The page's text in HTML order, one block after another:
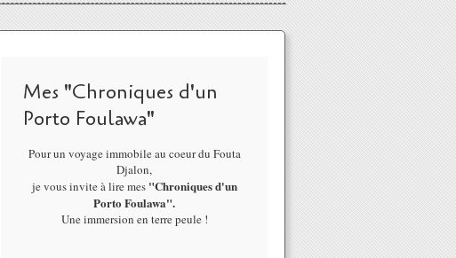
Mes "Chroniques d'un
Porto Foulawa"
Pour un voyage immobile au coeur du Fouta
Djalon,
je vous invite à lire mes "Chroniques d'un
Porto Foulawa".
Une immersion en terre peule !